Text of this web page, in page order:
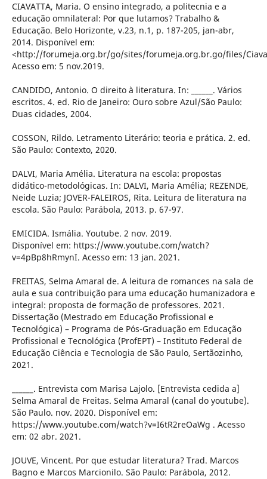
CIAVATTA, Maria. O ensino integrado, a politecnia e a
educação omnilateral: Por que lutamos? Trabalho &
Educação. Belo Horizonte, v.23, n.1, p. 187-205, jan-abr,
2014. Disponível em:
<http://forumeja.org.br/go/sites/forumeja.org.br.go/files/
Acesso em: 5 nov.2019.
CANDIDO, Antonio. O direito à literatura. In: ______. Vários
escritos. 4. ed. Rio de Janeiro: Ouro sobre Azul/São Paulo:
Duas cidades, 2004.
COSSON, Rildo. Letramento Literário: teoria e prática. 2. ed.
São Paulo: Contexto, 2020.
DALVI, Maria Amélia. Literatura na escola: propostas
didático-metodológicas. In: DALVI, Maria Amélia; REZENDE,
Neide Luzia; JOVER-FALEIROS, Rita. Leitura de literatura na
escola. São Paulo: Parábola, 2013. p. 67-97.
EMICIDA. Ismália. Youtube. 2 nov. 2019.
Disponível em: https://www.youtube.com/watch?
v=4pBp8hRmynI. Acesso em: 13 jan. 2021.
FREITAS, Selma Amaral de. A leitura de romances na sala de
aula e sua contribuição para uma educação humanizadora e
integral: proposta de formação de professores. 2021.
Dissertação (Mestrado em Educação Profissional e
Tecnológica) – Programa de Pós-Graduação em Educação
Profissional e Tecnológica (ProfEPT) – Instituto Federal de
Educação Ciência e Tecnologia de São Paulo, Sertãozinho,
2021.
______. Entrevista com Marisa Lajolo. [Entrevista cedida a]
Selma Amaral de Freitas. Selma Amaral (canal do youtube).
São Paulo. nov. 2020. Disponível em:
https://www.youtube.com/watch?v=I6tR2reOaWg . Acesso
em: 02 abr. 2021.
JOUVE, Vincent. Por que estudar literatura? Trad. Marcos
Bagno e Marcos Marcionilo. São Paulo: Parábola, 2012.